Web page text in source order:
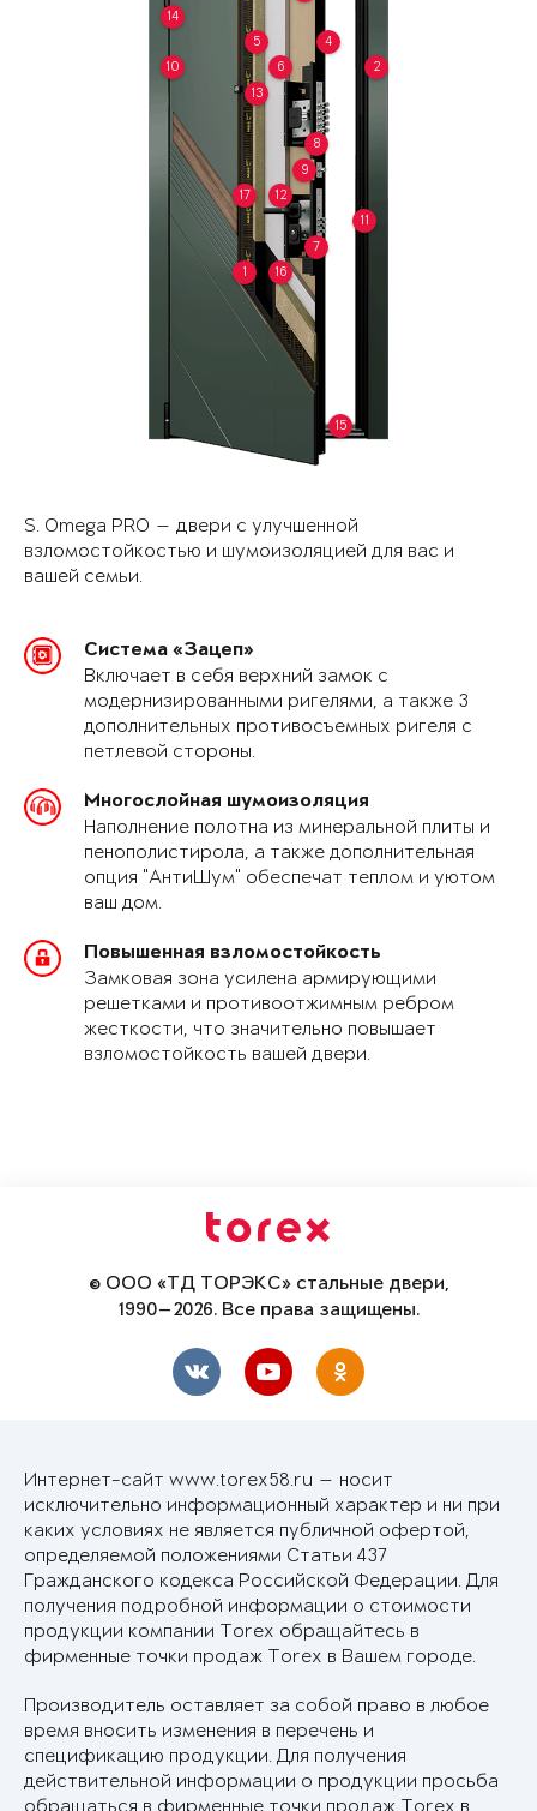
1
2
4
5
6
7
8
9
10
11
12
13
14
15
16
17
S. Omega PRO — двери с улучшенной
взломостойкостью и шумоизоляцией для вас и
вашей семьи.
Система «Зацеп»
Включает в себя верхний замок с
модернизированными ригелями, а также 3
дополнительных противосъемных ригеля с
петлевой стороны.
Многослойная шумоизоляция
Наполнение полотна из минеральной плиты и
пенополистирола, а также дополнительная
опция "АнтиШум" обеспечат теплом и уютом
ваш дом.
Повышенная взломостойкость
Замковая зона усилена армирующими
решетками и противоотжимным ребром
жесткости, что значительно повышает
взломостойкость вашей двери.
© ООО «ТД ТОРЭКС» стальные двери,
1990—2026. Все права защищены.
Интернет-сайт www.torex58.ru — носит
исключительно информационный характер и ни при
каких условиях не является публичной офертой,
определяемой положениями Статьи 437
Гражданского кодекса Российской Федерации. Для
получения подробной информации о стоимости
продукции компании Torex обращайтесь в
фирменные точки продаж Torex в Вашем городе.
Производитель оставляет за собой право в любое
время вносить изменения в перечень и
спецификацию продукции. Для получения
действительной информации о продукции просьба
обращаться в фирменные точки продаж Torex в